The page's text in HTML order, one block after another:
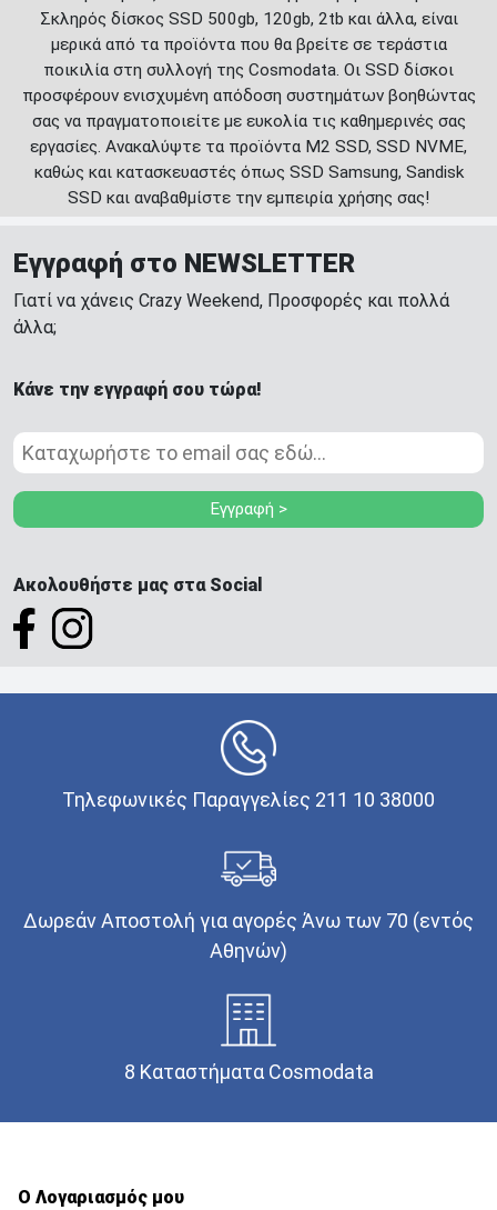
Σκληρός δίσκος SSD 500gb, 120gb, 2tb και άλλα, είναι
μερικά από τα προϊόντα που θα βρείτε σε τεράστια
ποικιλία στη συλλογή της Cosmodata. Οι SSD δίσκοι
προσφέρουν ενισχυμένη απόδοση συστημάτων βοηθώντας
σας να πραγματοποιείτε με ευκολία τις καθημερινές σας
εργασίες. Ανακαλύψτε τα προϊόντα M2 SSD, SSD NVME,
καθώς και κατασκευαστές όπως SSD Samsung, Sandisk
SSD και αναβαθμίστε την εμπειρία χρήσης σας!
Εγγραφή στο NEWSLETTER
Γιατί να χάνεις Crazy Weekend, Προσφορές και πολλά
άλλα;
Κάνε την εγγραφή σου τώρα!
Εγγραφή >
Ακολουθήστε μας στα Social
Τηλεφωνικές Παραγγελίες 211 10 38000
Δωρεάν Αποστολή για αγορές Άνω των 70 (εντός
Αθηνών)
8 Καταστήματα Cosmodata
Ο Λογαριασμός μου